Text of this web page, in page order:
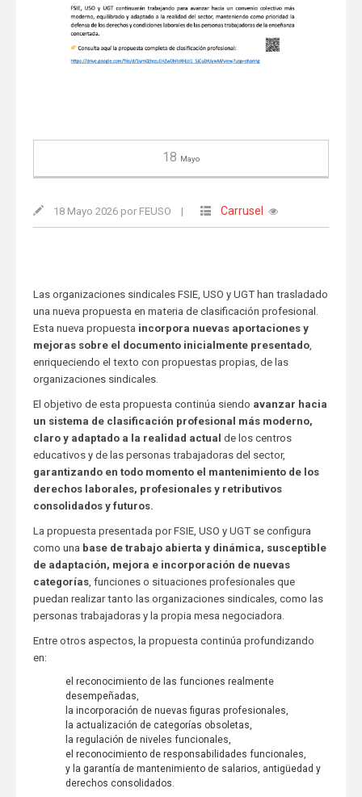
18 Mayo
18 Mayo 2026 por FEUSO | Carrusel
Las organizaciones sindicales FSIE, USO y UGT han trasladado
una nueva propuesta en materia de clasificación profesional.
Esta nueva propuesta incorpora nuevas aportaciones y
mejoras sobre el documento inicialmente presentado,
enriqueciendo el texto con propuestas propias, de las
organizaciones sindicales.
El objetivo de esta propuesta continúa siendo avanzar hacia
un sistema de clasificación profesional más moderno,
claro y adaptado a la realidad actual de los centros
educativos y de las personas trabajadoras del sector,
garantizando en todo momento el mantenimiento de los
derechos laborales, profesionales y retributivos
consolidados y futuros.
La propuesta presentada por FSIE, USO y UGT se configura
como una base de trabajo abierta y dinámica, susceptible
de adaptación, mejora e incorporación de nuevas
categorías, funciones o situaciones profesionales que
puedan realizar tanto las organizaciones sindicales, como las
personas trabajadoras y la propia mesa negociadora.
Entre otros aspectos, la propuesta continúa profundizando
en:
el reconocimiento de las funciones realmente
desempeñadas,
la incorporación de nuevas figuras profesionales,
la actualización de categorías obsoletas,
la regulación de niveles funcionales,
el reconocimiento de responsabilidades funcionales,
y la garantía de mantenimiento de salarios, antigüedad y
derechos consolidados.